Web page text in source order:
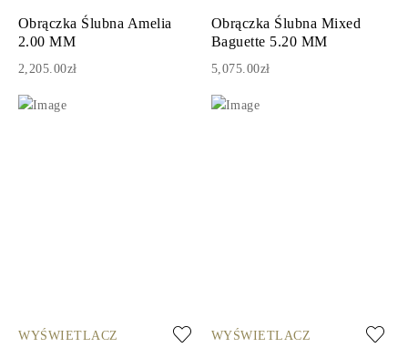
Obrączka Ślubna Amelia
2.00 MM
2,205.00zł
Obrączka Ślubna Mixed
Baguette 5.20 MM
5,075.00zł
WYŚWIETLACZ WYŚWIETLACZ